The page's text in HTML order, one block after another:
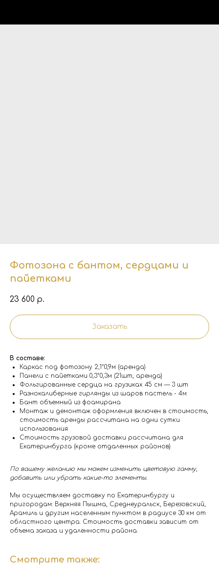
Фотозона с бантом, сердцами и
пайетками
23 600 р.
Заказать
В составе:
Каркас под фотозону 2,1*0,9м (аренда)
Панели с пайетками 0,3*0,3м (21шт, аренда)
Фольгированные сердца на грузиках 45 см — 3 шт
Разнокалиберные гирлянды из шаров пастель - 4м
Бант объемный из фоамирана
Монтаж и демонтаж оформления включен в стоимость,
стоимость аренды рассчитана на одни сутки
использования
Стоимость грузовой доставки рассчитана для
Екатеринбурга (кроме отдаленных районов)
По вашему желанию мы можем изменить цветовую гамму,
добавить или убрать какие-то элементы.
Мы осуществляем доставку по Екатеринбургу и
пригородам: Верхняя Пышма, Среднеуральск, Березовский,
Арамиль и другим населенным пунктом в радиусе 30 км от
областного центра. Стоимость доставки зависит от
объема заказа и удаленности района.
Смотрите также: